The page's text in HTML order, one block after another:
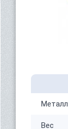
Металл
Вес